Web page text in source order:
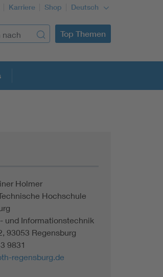
Karriere Shop Deutsch
Top Themen
Holmer
Hochschule
und Informationstechnik
93053 Regensburg
9831
regensburg.de